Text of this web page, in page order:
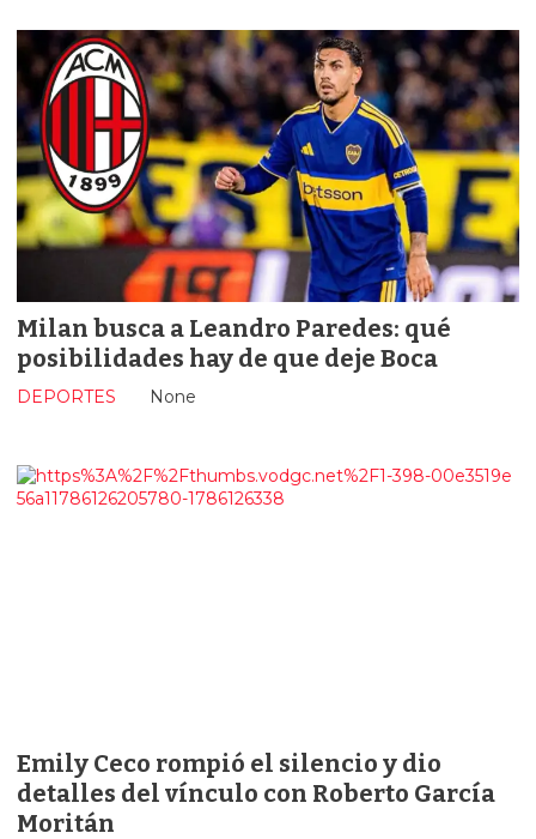
Milan busca a Leandro Paredes: qué
posibilidades hay de que deje Boca
None
DEPORTES
Emily Ceco rompió el silencio y dio
detalles del vínculo con Roberto García
Moritán